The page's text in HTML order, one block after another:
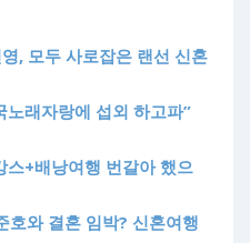
, 모두 사로잡은 랜선 신혼
노래자랑에 섭외 하고파”
스+배낭여행 번갈아 했으
호와 결혼 임박? 신혼여행